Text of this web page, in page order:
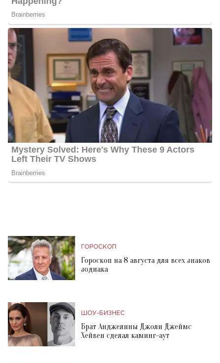
ГОРОСКОП
Гороскоп на 8 августа для всех знаков
зодиака
ШОУ-БИЗНЕС
Брат Анджелины Джоли Джеймс
Хейвен сделал каминг-аут